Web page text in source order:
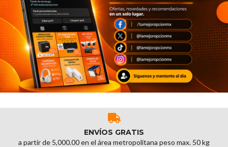
ENVÍOS GRATIS
a partir de 5,000.00 en el área metropolitana peso max. 50 kg